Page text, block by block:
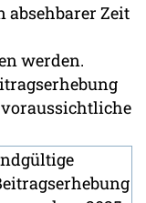
absehbarer Zeit
werden.